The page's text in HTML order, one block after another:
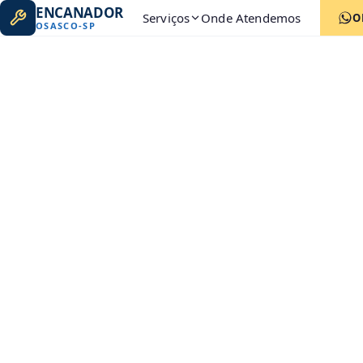
ENCANADOR
OSASCO-SP Serviços Onde Atendemos